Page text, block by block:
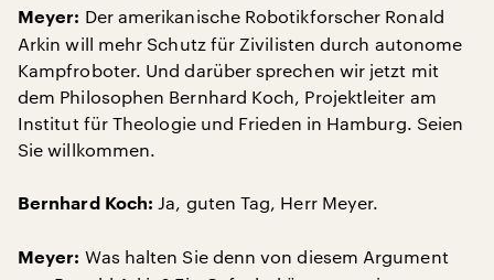
Meyer: Der amerikanische Robotikforscher Ronald
Arkin will mehr Schutz für Zivilisten durch autonome
Kampfroboter. Und darüber sprechen wir jetzt mit
dem Philosophen Bernhard Koch, Projektleiter am
Institut für Theologie und Frieden in Hamburg. Seien
Sie willkommen.
Bernhard Koch: Ja, guten Tag, Herr Meyer.
Meyer: Was halten Sie denn von diesem Argument